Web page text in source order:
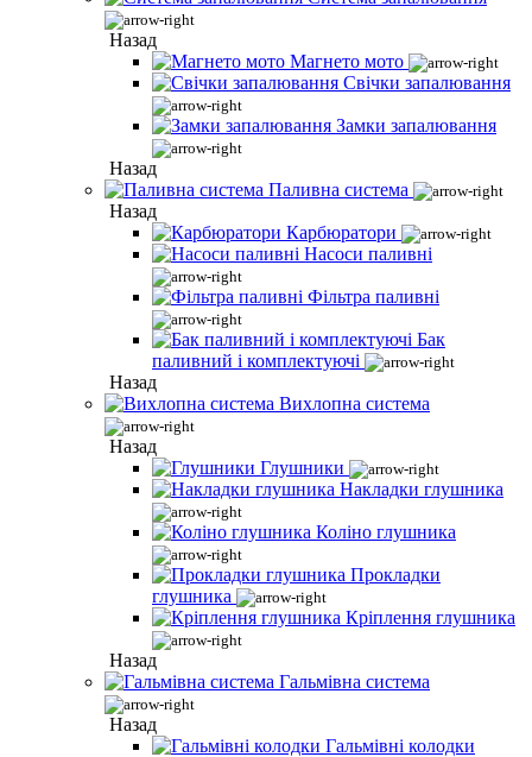
Назад
Магнето мото
Свічки запалювання
Замки запалювання
Назад
Паливна система
Назад
Карбюратори
Насоси паливні
Фільтра паливні
Бак
паливний і комплектуючі
Назад
Вихлопна система
Назад
Глушники
Накладки глушника
Коліно глушника
Прокладки
глушника
Кріплення глушника
Назад
Гальмівна система
Назад
Гальмівні колодки